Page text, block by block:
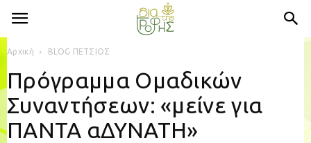
Αρχική BLOG ΠΕΤΣΙΟΣ
Πρόγραμμα Ομαδικών
Συναντήσεων: «μείνε για
ΠΑΝΤΑ αΔΥΝΑΤΗ»